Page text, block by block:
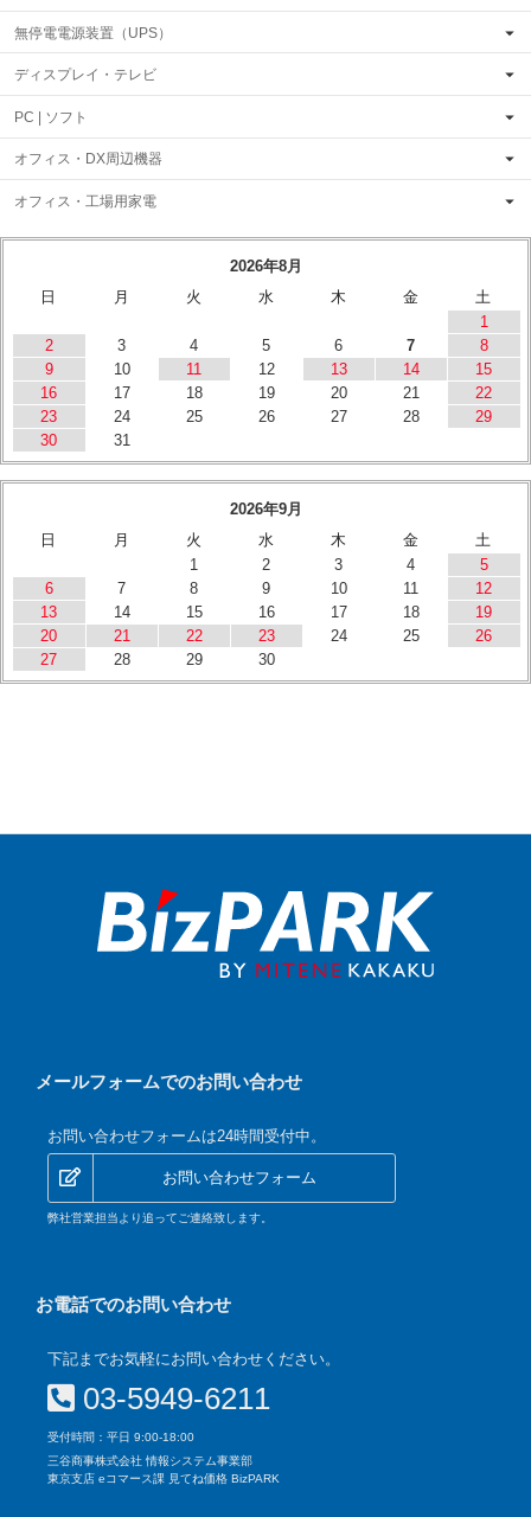
無停電電源装置（UPS）
ディスプレイ・テレビ
PC | ソフト
オフィス・DX周辺機器
オフィス・工場用家電
2026年8月
日
月 火 水 木 金
土
1
2
3 4 5 6 7
8
9
10 11 12 13 14
15
16
17 18 19 20 21
22
23
24 25 26 27 28
29
30
31
2026年9月
日
月 火 水 木 金
土
1
2 3 4
5
6
7 8 9 10 11
12
13
14 15 16 17 18
19
20
21 22 23 24 25
26
27
28 29 30
メールフォームでのお問い合わせ
お問い合わせフォームは24時間受付中。
お問い合わせフォーム
弊社営業担当より追ってご連絡致します。
お電話でのお問い合わせ
下記までお気軽にお問い合わせください。
03-5949-6211
受付時間：平日 9:00-18:00
三谷商事株式会社 情報システム事業部
東京支店 eコマース課 見てね価格 BizPARK